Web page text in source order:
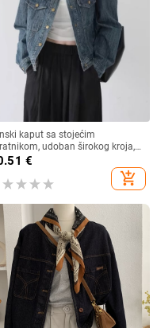
kaput sa stojećim
udoban širokog kroja,
rukavi, detalj kolage/šivenja
€
add_shopping_cart